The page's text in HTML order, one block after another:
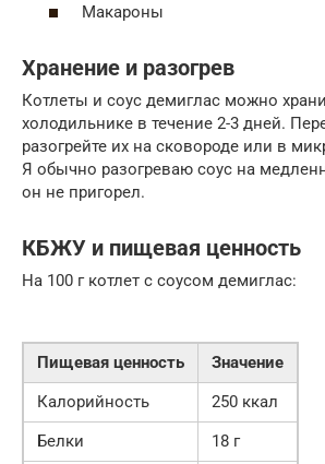
Макароны
Хранение и разогрев
Котлеты и соус демиглас можно
холодильнике в течение 2-3 дней.
разогрейте их на сковороде или в
Я обычно разогреваю соус на
он не пригорел.
КБЖУ и пищевая ценность
На 100 г котлет с соусом демиглас:
Пищевая ценность
Значение
Калорийность
250 ккал
Белки
18 г